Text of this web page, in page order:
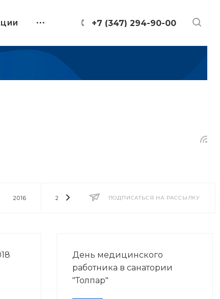
+7 (347) 294-90-00
ПОДПИСАТЬСЯ НА РАССЫЛКУ
2016 2014 2013 2012 2011
День медицинского
работника в санатории
"Толпар"